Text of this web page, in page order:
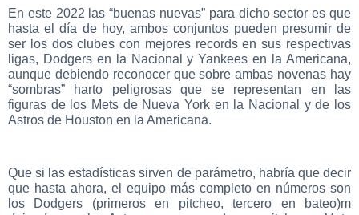
En este 2022 las “buenas nuevas” para dicho sector es que
hasta el día de hoy, ambos conjuntos pueden presumir de
ser los dos clubes con mejores records en sus respectivas
ligas, Dodgers en la Nacional y Yankees en la Americana,
aunque debiendo reconocer que sobre ambas novenas hay
“sombras” harto peligrosas que se representan en las
figuras de los Mets de Nueva York en la Nacional y de los
Astros de Houston en la Americana.
Que si las estadísticas sirven de parámetro, habría que decir
que hasta ahora, el equipo más completo en números son
los Dodgers (primeros en pitcheo, tercero en bateo)m